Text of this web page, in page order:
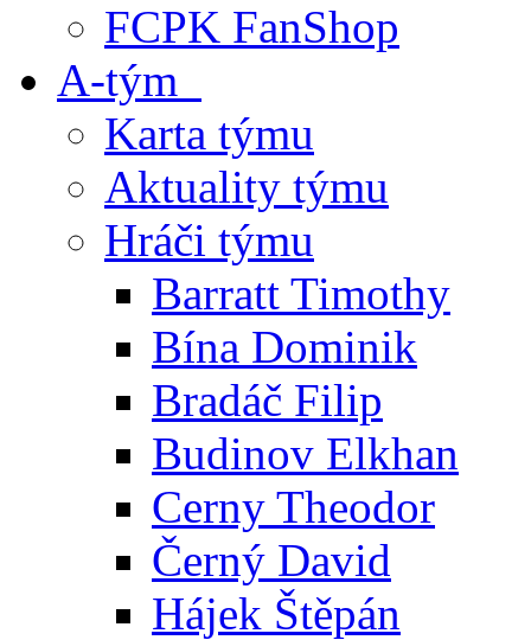
FCPK FanShop
A-tým
Karta týmu
Aktuality týmu
Hráči týmu
Barratt Timothy
Bína Dominik
Bradáč Filip
Budinov Elkhan
Cerny Theodor
Černý David
Hájek Štěpán